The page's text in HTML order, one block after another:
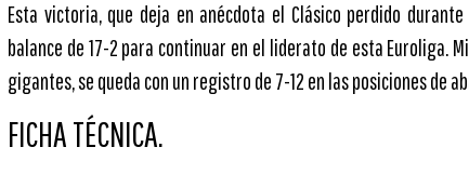
Esta victoria, que deja en anécdota el Clásico perdido
balance de 17-2 para continuar en el liderato de esta Euroliga.
gigantes, se queda con un registro de 7-12 en las posiciones de
FICHA TÉCNICA.